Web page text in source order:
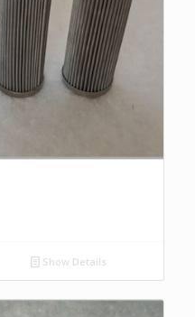
Show Details